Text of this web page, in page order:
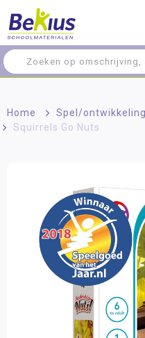
Home > Spel/ontwikkeling
Squirrels Go Nuts